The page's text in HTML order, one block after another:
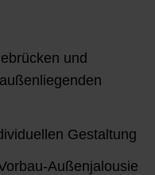
und
Gestaltung
Außenjalousie